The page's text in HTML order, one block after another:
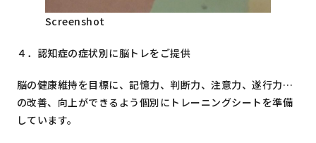
Screenshot
４．認知症の症状別に脳トレをご提供
脳の健康維持を目標に、記憶力、判断力、注意力、遂行力…
の改善、向上ができるよう個別にトレーニングシートを準備
しています。